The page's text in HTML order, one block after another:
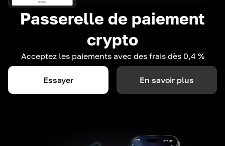
Passerelle de paiement
crypto
Acceptez les paiements avec des frais dès 0,4 %
Essayer En savoir plus